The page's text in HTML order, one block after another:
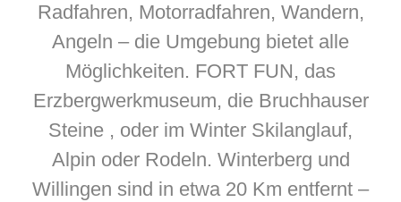
Radfahren, Motorradfahren, Wandern,
Angeln – die Umgebung bietet alle
Möglichkeiten. FORT FUN, das
Erzbergwerkmuseum, die Bruchhauser
Steine , oder im Winter Skilanglauf,
Alpin oder Rodeln. Winterberg und
Willingen sind in etwa 20 Km entfernt –